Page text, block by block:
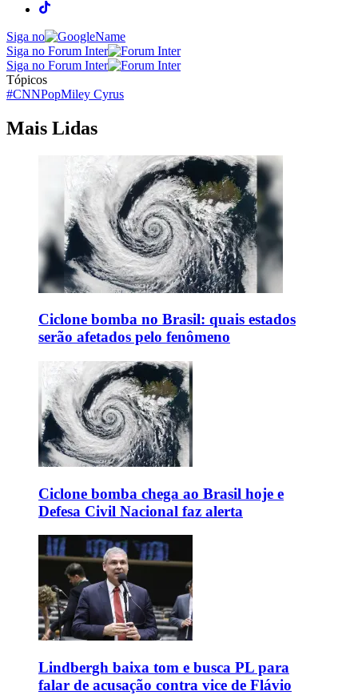
Siga no
Siga no Forum Inter
Siga no Forum Inter
Tópicos
#CNNPopMiley Cyrus
Mais Lidas
Ciclone bomba no Brasil: quais estados
serão afetados pelo fenômeno
Ciclone bomba chega ao Brasil hoje e
Defesa Civil Nacional faz alerta
Lindbergh baixa tom e busca PL para
falar de acusação contra vice de Flávio